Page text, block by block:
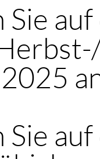
Sie
2025
Sie